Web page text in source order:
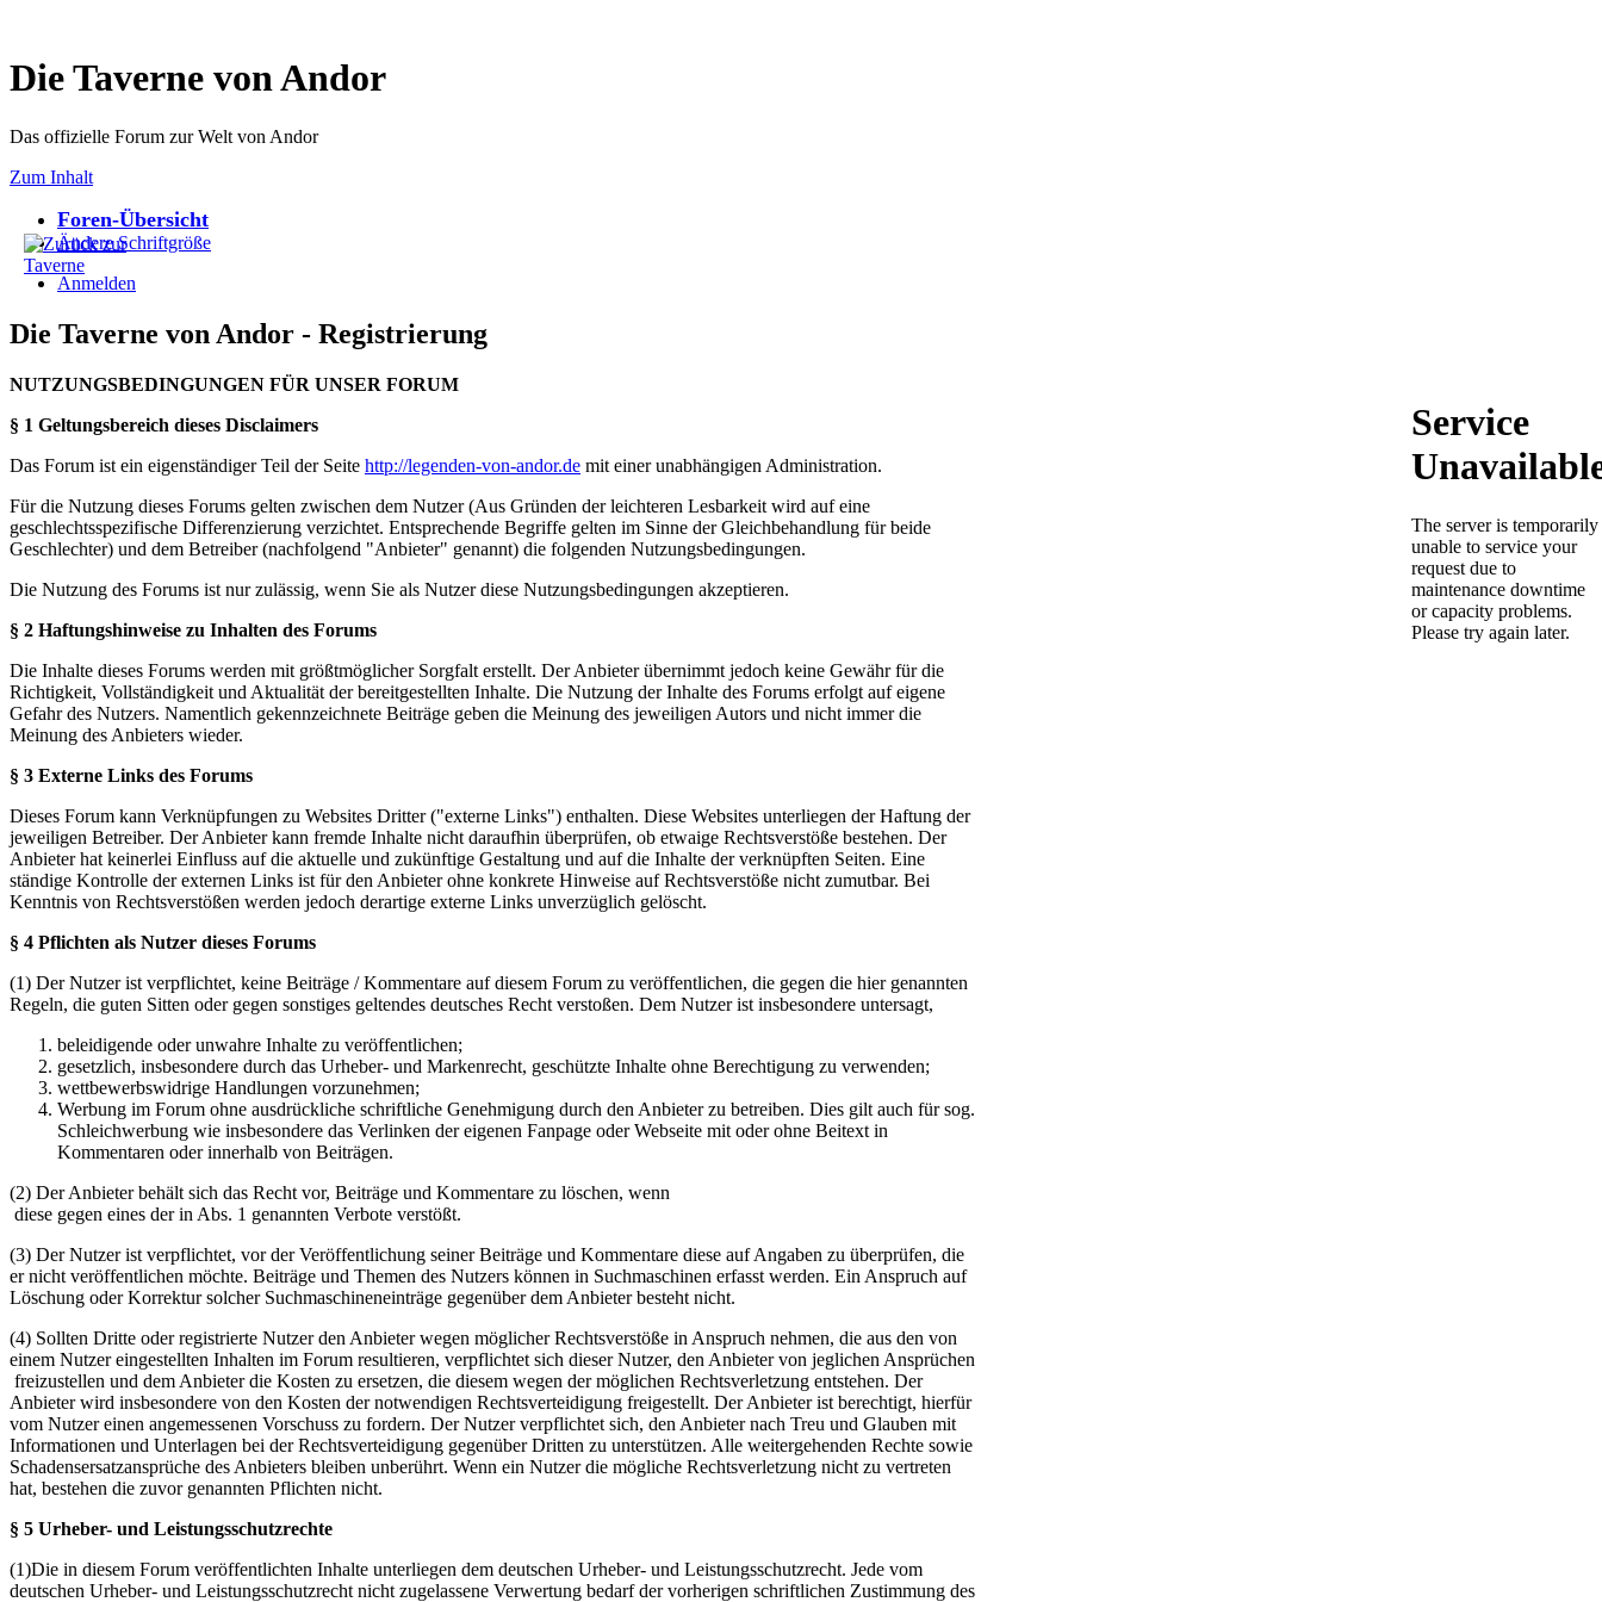
Die Taverne von Andor
Das offizielle Forum zur Welt von Andor
Zum Inhalt
Foren-Übersicht
Ändere Schriftgröße
Anmelden
Die Taverne von Andor - Registrierung
NUTZUNGSBEDINGUNGEN FÜR UNSER FORUM
§ 1 Geltungsbereich dieses Disclaimers
Das Forum ist ein eigenständiger Teil der Seite http://legenden-von-andor.de mit einer unabhängigen Administration.
Für die Nutzung dieses Forums gelten zwischen dem Nutzer (Aus Gründen der leichteren Lesbarkeit wird auf eine
geschlechtsspezifische Differenzierung verzichtet. Entsprechende Begriffe gelten im Sinne der Gleichbehandlung für beide
Geschlechter) und dem Betreiber (nachfolgend "Anbieter" genannt) die folgenden Nutzungsbedingungen.
Die Nutzung des Forums ist nur zulässig, wenn Sie als Nutzer diese Nutzungsbedingungen akzeptieren.
§ 2 Haftungshinweise zu Inhalten des Forums
Die Inhalte dieses Forums werden mit größtmöglicher Sorgfalt erstellt. Der Anbieter übernimmt jedoch keine Gewähr für die
Richtigkeit, Vollständigkeit und Aktualität der bereitgestellten Inhalte. Die Nutzung der Inhalte des Forums erfolgt auf eigene
Gefahr des Nutzers. Namentlich gekennzeichnete Beiträge geben die Meinung des jeweiligen Autors und nicht immer die
Meinung des Anbieters wieder.
§ 3 Externe Links des Forums
Dieses Forum kann Verknüpfungen zu Websites Dritter ("externe Links") enthalten. Diese Websites unterliegen der Haftung der
jeweiligen Betreiber. Der Anbieter kann fremde Inhalte nicht daraufhin überprüfen, ob etwaige Rechtsverstöße bestehen. Der
Anbieter hat keinerlei Einfluss auf die aktuelle und zukünftige Gestaltung und auf die Inhalte der verknüpften Seiten. Eine
ständige Kontrolle der externen Links ist für den Anbieter ohne konkrete Hinweise auf Rechtsverstöße nicht zumutbar. Bei
Kenntnis von Rechtsverstößen werden jedoch derartige externe Links unverzüglich gelöscht.
§ 4 Pflichten als Nutzer dieses Forums
(1) Der Nutzer ist verpflichtet, keine Beiträge / Kommentare auf diesem Forum zu veröffentlichen, die gegen die hier genannten
Regeln, die guten Sitten oder gegen sonstiges geltendes deutsches Recht verstoßen. Dem Nutzer ist insbesondere untersagt,
beleidigende oder unwahre Inhalte zu veröffentlichen;
gesetzlich, insbesondere durch das Urheber- und Markenrecht, geschützte Inhalte ohne Berechtigung zu verwenden;
wettbewerbswidrige Handlungen vorzunehmen;
Werbung im Forum ohne ausdrückliche schriftliche Genehmigung durch den Anbieter zu betreiben. Dies gilt auch für sog.
Schleichwerbung wie insbesondere das Verlinken der eigenen Fanpage oder Webseite mit oder ohne Beitext in
Kommentaren oder innerhalb von Beiträgen.
(2) Der Anbieter behält sich das Recht vor, Beiträge und Kommentare zu löschen, wenn
diese gegen eines der in Abs. 1 genannten Verbote verstößt.
(3) Der Nutzer ist verpflichtet, vor der Veröffentlichung seiner Beiträge und Kommentare diese auf Angaben zu überprüfen, die
er nicht veröffentlichen möchte. Beiträge und Themen des Nutzers können in Suchmaschinen erfasst werden. Ein Anspruch auf
Löschung oder Korrektur solcher Suchmaschineneinträge gegenüber dem Anbieter besteht nicht.
(4) Sollten Dritte oder registrierte Nutzer den Anbieter wegen möglicher Rechtsverstöße in Anspruch nehmen, die aus den von
einem Nutzer eingestellten Inhalten im Forum resultieren, verpflichtet sich dieser Nutzer, den Anbieter von jeglichen Ansprüchen
freizustellen und dem Anbieter die Kosten zu ersetzen, die diesem wegen der möglichen Rechtsverletzung entstehen. Der
Anbieter wird insbesondere von den Kosten der notwendigen Rechtsverteidigung freigestellt. Der Anbieter ist berechtigt, hierfür
vom Nutzer einen angemessenen Vorschuss zu fordern. Der Nutzer verpflichtet sich, den Anbieter nach Treu und Glauben mit
Informationen und Unterlagen bei der Rechtsverteidigung gegenüber Dritten zu unterstützen. Alle weitergehenden Rechte sowie
Schadensersatzansprüche des Anbieters bleiben unberührt. Wenn ein Nutzer die mögliche Rechtsverletzung nicht zu vertreten
hat, bestehen die zuvor genannten Pflichten nicht.
§ 5 Urheber- und Leistungsschutzrechte
(1)Die in diesem Forum veröffentlichten Inhalte unterliegen dem deutschen Urheber- und Leistungsschutzrecht. Jede vom
deutschen Urheber- und Leistungsschutzrecht nicht zugelassene Verwertung bedarf der vorherigen schriftlichen Zustimmung des